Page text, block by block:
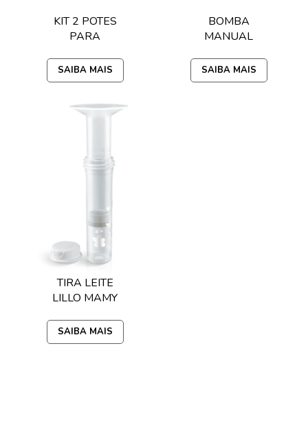
KIT 2 POTES
PARA
LEITE MATERNO
LILLO
SAIBA MAIS
BOMBA
MANUAL
LEITE LILLO
MAMY
SAIBA MAIS
TIRA LEITE
LILLO MAMY
SAIBA MAIS